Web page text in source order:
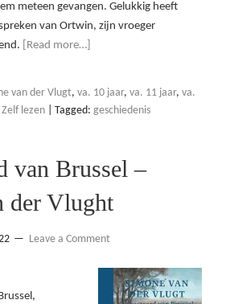
meteen gevangen. Gelukkig heeft
van Ortwin, zijn vroeger
[Read more…]
van der Vlugt, va. 10 jaar, va. 11 jaar, va.
Zelf lezen Tagged: geschiedenis
van Brussel –
der Vlught
Leave a Comment